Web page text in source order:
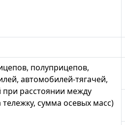
полуприцепов,
автомобилей-тягачей,
при расстоянии между
тележку, сумма осевых масс)